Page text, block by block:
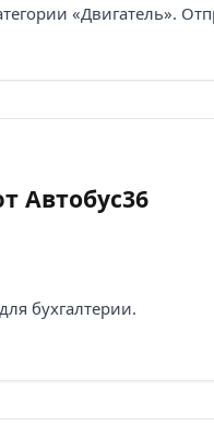
«Двигатель».
Автобус36
бухгалтерии.